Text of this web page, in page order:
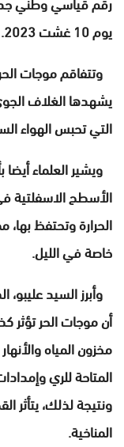
يوم 10 غشت 2023.
وتتفاقم موجات
يشهدها الغلاف
التي تحبس الهواء
ويشير العلماء أيضا
الأسطح الاسفلتية
الحرارة وتحتفظ بها،
خاصة في الليل.
وأبرز السيد
أن موجات الحر تؤثر
مخزون المياه
المتاحة للري
ونتيجة لذلك، يتأثر
المناخية.